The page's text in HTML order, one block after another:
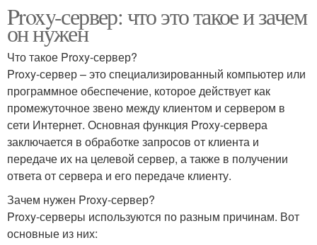
Proxy-сервер: что это такое и зачем
он нужен
Что такое Proxy-сервер?
Proxy-сервер – это специализированный компьютер или
программное обеспечение, которое действует как
промежуточное звено между клиентом и сервером в
сети Интернет. Основная функция Proxy-сервера
заключается в обработке запросов от клиента и
передаче их на целевой сервер, а также в получении
ответа от сервера и его передаче клиенту.
Зачем нужен Proxy-сервер?
Proxy-серверы используются по разным причинам. Вот
основные из них: